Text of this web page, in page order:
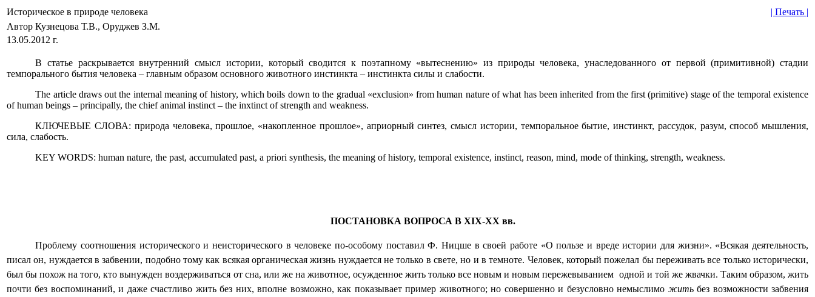
Историческое в природе человека
| Печать |
Автор Кузнецова Т.В., Оруджев З.М.
13.05.2012 г.
В статье раскрывается внутренний смысл истории, который сводится к поэтапному «вытеснению» из природы человека, унаследованного от первой (примитивной) стадии
темпорального бытия человека – главным образом основного животного инстинкта – инстинкта силы и слабости.
The article draws out the internal meaning of history, which boils down to the gradual «exclusion» from human nature of what has been inherited from the first (primitive) stage of the temporal existence
of human beings – principally, the chief animal instinct – the inxtinct of strength and weakness.
КЛЮЧЕВЫЕ СЛОВА: природа человека, прошлое, «накопленное прошлое», априорный синтез, смысл истории, темпоральное бытие, инстинкт, рассудок, разум, способ мышления,
сила, слабость.
KEY WORDS: human nature, the past, accumulated past, a priori synthesis, the meaning of history, temporal existence, instinct, reason, mind, mode of thinking, strength, weakness.
ПОСТАНОВКА ВОПРОСА ВXIX-XX вв.
Проблему соотношения исторического и неисторического в человеке по-особому поставил Ф. Ницше в своей работе «О пользе и вреде истории для жизни». «Всякая деятельность,
писал он, нуждается в забвении, подобно тому как всякая органическая жизнь нуждается не только в свете, но и в темноте. Человек, который пожелал бы переживать все только исторически,
был бы похож на того, кто вынужден воздерживаться от сна, или же на животное, осужденное жить только все новым и новым пережевыванием одной и той же жвачки. Таким образом, жить
почти без воспоминаний, и даже счастливо жить без них, вполне возможно, как показывает пример животного; но совершенно и безусловно немыслимо житьбез возможности забвения